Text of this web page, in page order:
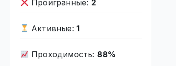
Проигранные: 2
Активные: 1
Проходимость: 88%